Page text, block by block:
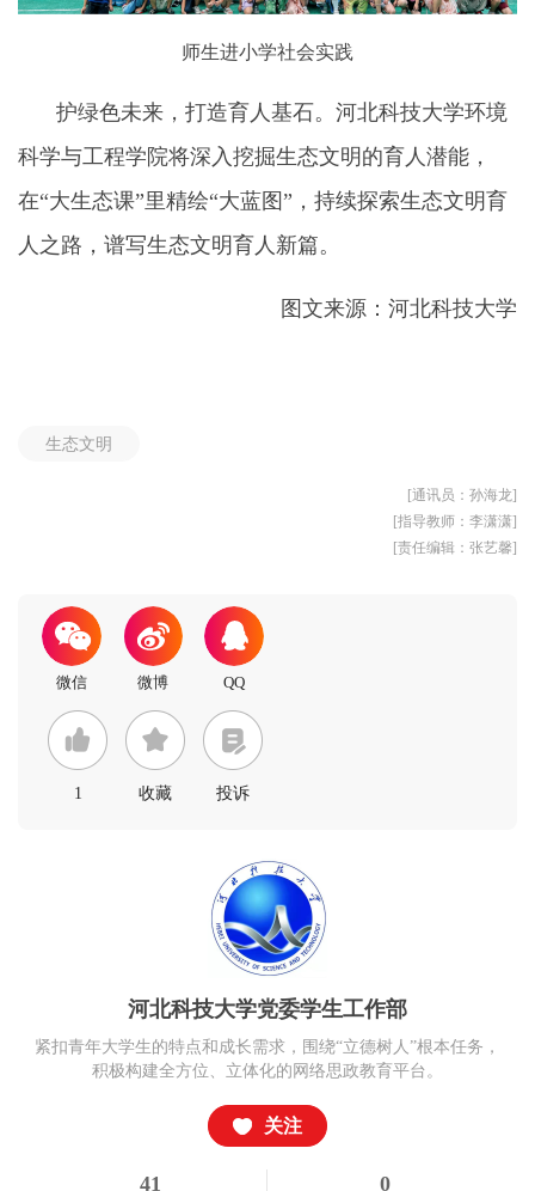
师生进小学社会实践
护绿色未来，打造育人基石。河北科技大学环境
科学与工程学院将深入挖掘生态文明的育人潜能，
在“大生态课”里精绘“大蓝图”，持续探索生态文明育
人之路，谱写生态文明育人新篇。
图文来源：河北科技大学
生态文明
[通讯员：孙海龙]
[指导教师：李潇潇]
[责任编辑：张艺馨]
1 收藏 投诉
河北科技大学党委学生工作部
紧扣青年大学生的特点和成长需求，围绕“立德树人”根本任务，
积极构建全方位、立体化的网络思政教育平台。
关注
41 0